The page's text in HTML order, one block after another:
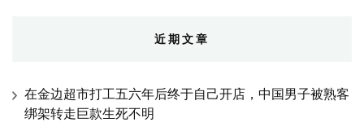
近期文章
在金边超市打工五六年后终于自己开店，中国男子被熟客
绑架转走巨款生死不明